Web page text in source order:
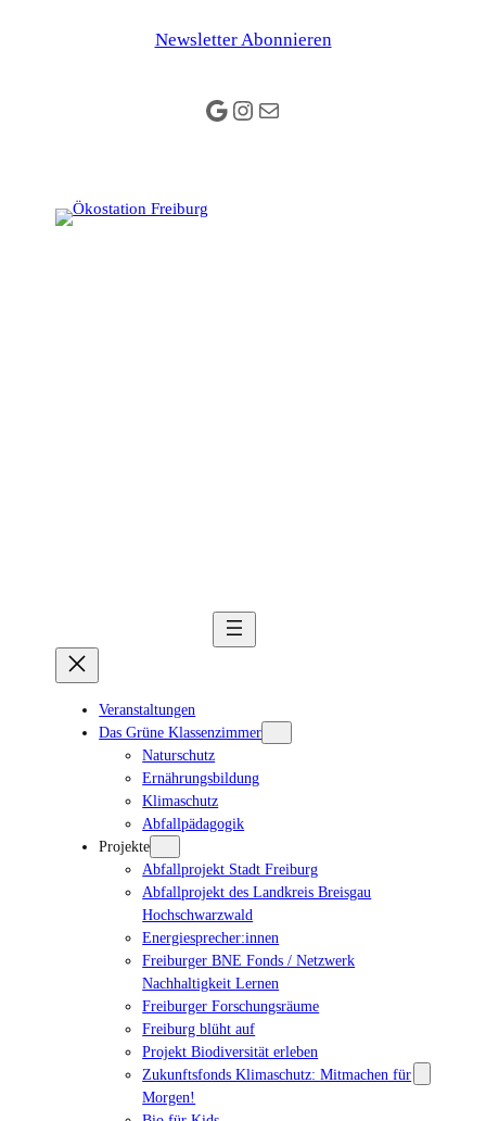
Newsletter Abonnieren
Google
Instagram
E-Mail
Veranstaltungen
Das Grüne Klassenzimmer
Naturschutz
Ernährungsbildung
Klimaschutz
Abfallpädagogik
Projekte
Abfallprojekt Stadt Freiburg
Abfallprojekt des Landkreis Breisgau
Hochschwarzwald
Energiesprecher:innen
Freiburger BNE Fonds / Netzwerk
Nachhaltigkeit Lernen
Freiburger Forschungsräume
Freiburg blüht auf
Projekt Biodiversität erleben
Zukunftsfonds Klimaschutz: Mitmachen für
Morgen!